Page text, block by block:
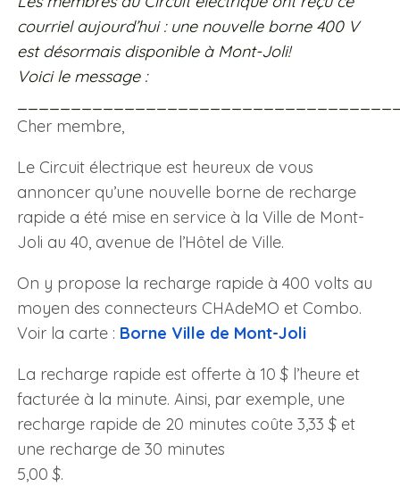
courriel aujourd’hui : une nouvelle borne 400 V
est désormais disponible à Mont-Joli!
Voici le message :
Cher membre,
Le Circuit électrique est heureux de vous
annoncer qu’une nouvelle borne de recharge
rapide a été mise en service à la Ville de Mont-
Joli au 40, avenue de l’Hôtel de Ville.
On y propose la recharge rapide à 400 volts au
moyen des connecteurs CHAdeMO et Combo.
Voir la carte : Borne Ville de Mont-Joli
La recharge rapide est offerte à 10 $ l’heure et
facturée à la minute. Ainsi, par exemple, une
recharge rapide de 20 minutes coûte 3,33 $ et
une recharge de 30 minutes
5,00 $.